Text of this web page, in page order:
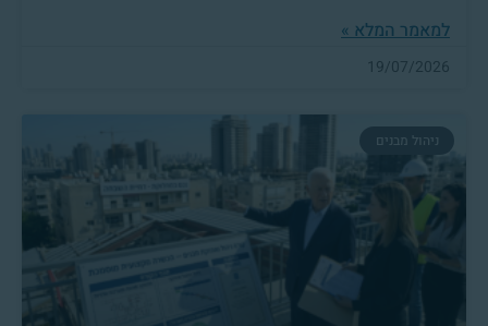
למאמר המלא »
19/07/2026
ניהול מבנים